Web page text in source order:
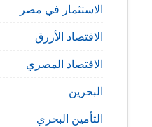
الاستثمار في مصر
الاقتصاد الأزرق
الاقتصاد المصري
البحرين
التأمين البحري